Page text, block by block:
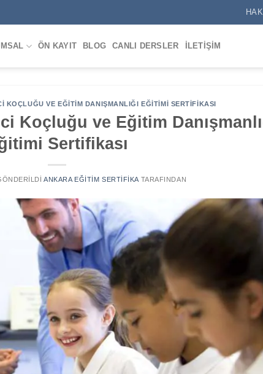
ÖN KAYIT BLOG CANLI DERSLER İLETIŞIM
KOÇLUĞU VE EĞITIM DANIŞMANLIĞI EĞITIMI SERTIFIKASI
Koçluğu ve Eğitim
Sertifikası
ANKARA EĞITIM SERTIFIKA TARAFINDAN